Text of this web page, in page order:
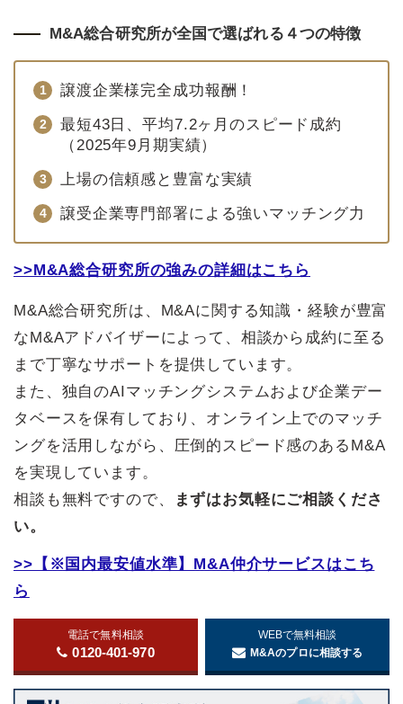
M&A総合研究所が全国で選ばれる４つの特徴
譲渡企業様完全成功報酬！
最短43日、平均7.2ヶ月のスピード成約
（2025年9月期実績）
上場の信頼感と豊富な実績
譲受企業専門部署による強いマッチング力
>>M&A総合研究所の強みの詳細はこちら
M&A総合研究所は、M&Aに関する知識・経験が豊富
なM&Aアドバイザーによって、相談から成約に至る
まで丁寧なサポートを提供しています。
また、独自のAIマッチングシステムおよび企業デー
タベースを保有しており、オンライン上でのマッチ
ングを活用しながら、圧倒的スピード感のあるM&A
を実現しています。
相談も無料ですので、
まずはお気軽にご相談くださ
い。
>>【※国内最安値水準】M&A仲介サービスはこち
ら
電話で無料相談
0120-401-970
WEBで無料相談
M&Aのプロに相談する